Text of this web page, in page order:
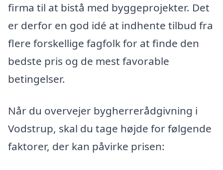
firma til at bistå med byggeprojekter. Det
er derfor en god idé at indhente tilbud fra
flere forskellige fagfolk for at finde den
bedste pris og de mest favorable
betingelser.
Når du overvejer bygherrerådgivning i
Vodstrup, skal du tage højde for følgende
faktorer, der kan påvirke prisen: